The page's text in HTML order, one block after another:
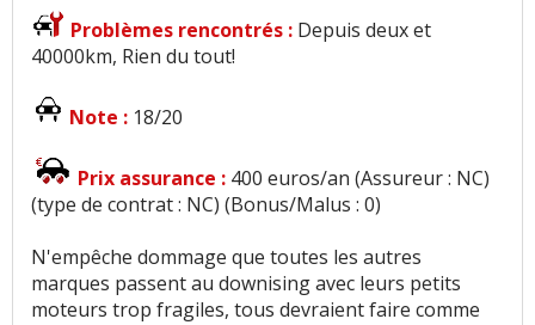
Problèmes rencontrés : Depuis deux et
40000km, Rien du tout!
Note : 18/20
Prix assurance : 400 euros/an (Assureur : NC)
(type de contrat : NC) (Bonus/Malus : 0)
N'empêche dommage que toutes les autres
marques passent au downising avec leurs petits
moteurs trop fragiles, tous devraient faire comme